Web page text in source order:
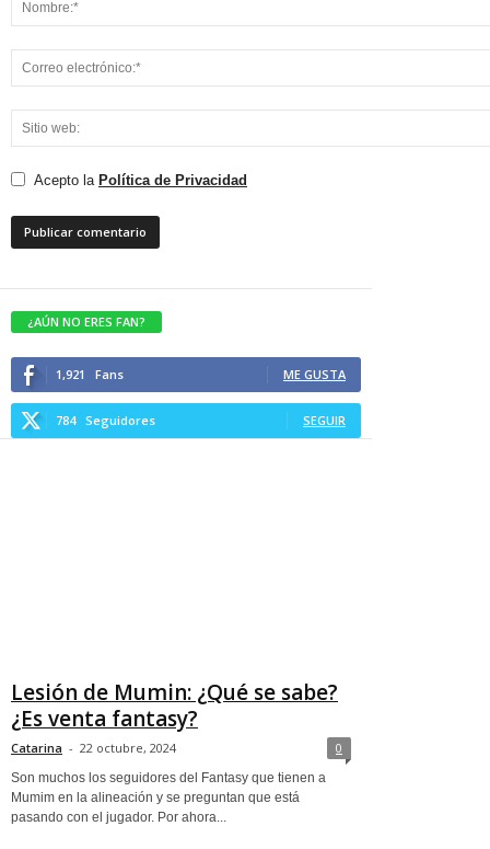
Acepto la Política de Privacidad
¿AÚN NO ERES FAN?
1,921 Fans ME GUSTA
784 Seguidores SEGUIR
Lesión de Mumin: ¿Qué se sabe?
¿Es venta fantasy?
Catarina - 22 octubre, 2024 0
Son muchos los seguidores del Fantasy que tienen a
Mumim en la alineación y se preguntan que está
pasando con el jugador. Por ahora...